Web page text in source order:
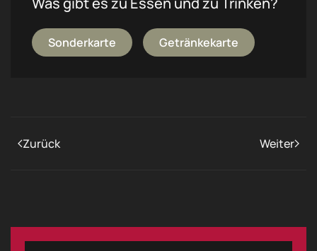
Sonderkarte Getränkekarte
Zurück Weiter